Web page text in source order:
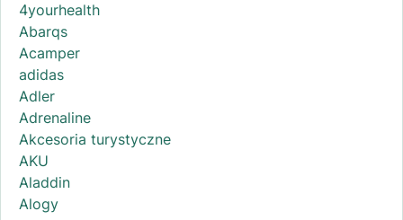
4yourhealth
Abarqs
Acamper
adidas
Adler
Adrenaline
Akcesoria turystyczne
AKU
Aladdin
Alogy